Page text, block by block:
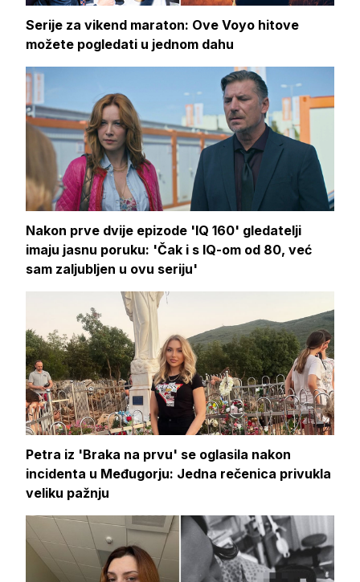
Serije za vikend maraton: Ove Voyo hitove
možete pogledati u jednom dahu
Nakon prve dvije epizode 'IQ 160' gledatelji
imaju jasnu poruku: 'Čak i s IQ-om od 80, već
sam zaljubljen u ovu seriju'
Petra iz 'Braka na prvu' se oglasila nakon
incidenta u Međugorju: Jedna rečenica privukla
veliku pažnju